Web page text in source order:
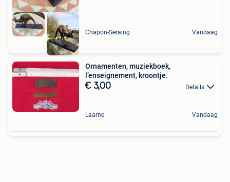
Chapon-Seraing Vandaag
Ornamenten, muziekboek,
l’enseignement, kroontje.
€ 3,00 Details
Laarne Vandaag